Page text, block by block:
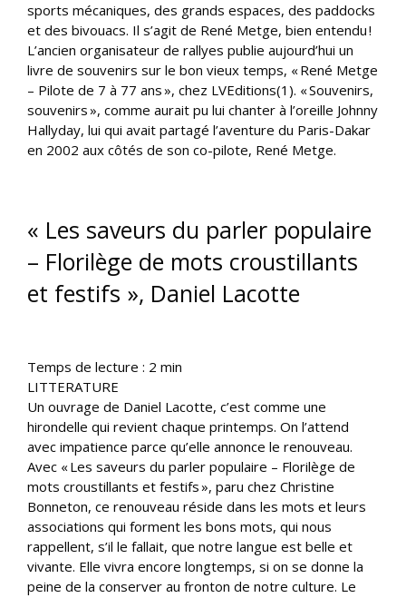
sports mécaniques, des grands espaces, des paddocks
et des bivouacs. Il s’agit de René Metge, bien entendu !
L’ancien organisateur de rallyes publie aujourd’hui un
livre de souvenirs sur le bon vieux temps, « René Metge
– Pilote de 7 à 77 ans », chez LVEditions(1). « Souvenirs,
souvenirs », comme aurait pu lui chanter à l’oreille Johnny
Hallyday, lui qui avait partagé l’aventure du Paris-Dakar
en 2002 aux côtés de son co-pilote, René Metge.
« Les saveurs du parler populaire
– Florilège de mots croustillants
et festifs », Daniel Lacotte
Temps de lecture : 2 min
LITTERATURE
Un ouvrage de Daniel Lacotte, c’est comme une
hirondelle qui revient chaque printemps. On l’attend
avec impatience parce qu’elle annonce le renouveau.
Avec « Les saveurs du parler populaire – Florilège de
mots croustillants et festifs », paru chez Christine
Bonneton, ce renouveau réside dans les mots et leurs
associations qui forment les bons mots, qui nous
rappellent, s’il le fallait, que notre langue est belle et
vivante. Elle vivra encore longtemps, si on se donne la
peine de la conserver au fronton de notre culture. Le